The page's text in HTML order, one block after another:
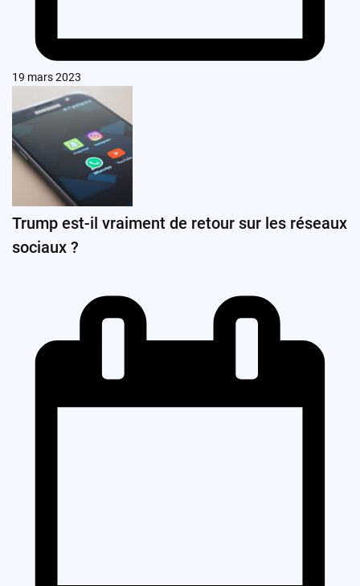
19 mars 2023
Trump est-il vraiment de retour sur les réseaux
sociaux ?